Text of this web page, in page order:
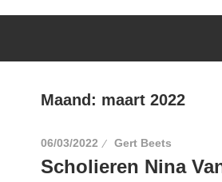
Maand: maart 2022
06/03/2022 Gert Beets
Scholieren Nina